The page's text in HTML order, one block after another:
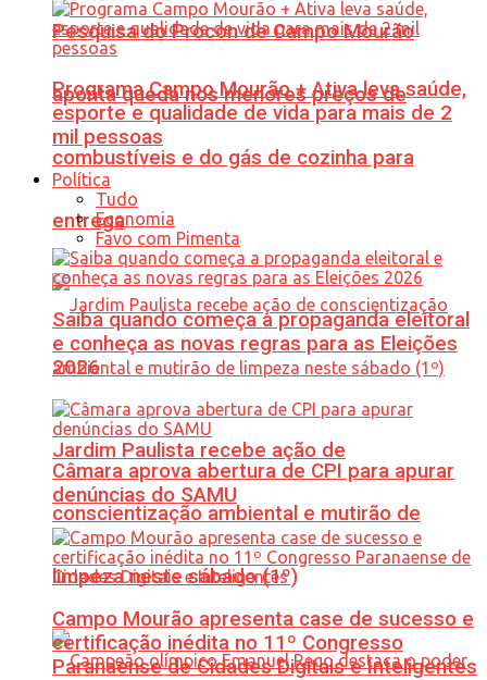
Pesquisa do Procon de Campo Mourão
aponta queda nos menores preços de
combustíveis e do gás de cozinha para
entrega
Jardim Paulista recebe ação de
conscientização ambiental e mutirão de
limpeza neste sábado (1º)
Programa Campo Mourão + Ativa leva saúde,
esporte e qualidade de vida para mais de 2
mil pessoas
Política
Tudo
Economia
Favo com Pimenta
Saiba quando começa a propaganda eleitoral
e conheça as novas regras para as Eleições
2026
Câmara aprova abertura de CPI para apurar
denúncias do SAMU
Campo Mourão apresenta case de sucesso e
certificação inédita no 11º Congresso
Paranaense de Cidades Digitais e Inteligentes